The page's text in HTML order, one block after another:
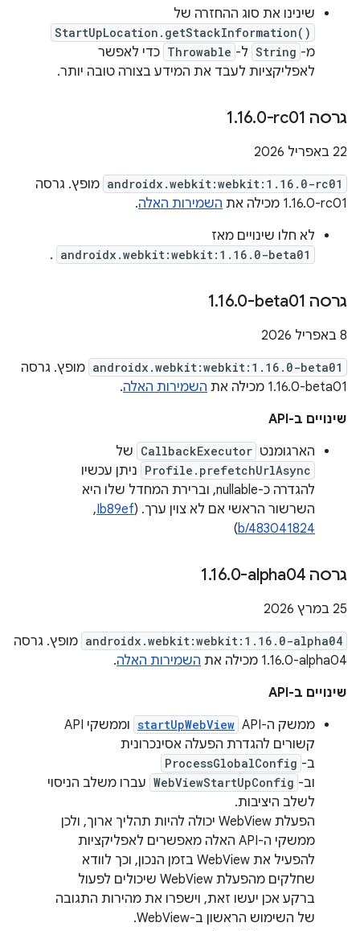
שינינו את סוג ההחזרה של
StartUpLocation.getStackInformation()
מ- String ל- Throwable כדי לאפשר
לאפליקציות לעבד את המידע בצורה טובה יותר.
גרסה ‎1 .16.0-rc01
‫22 באפריל 2026
androidx.webkit:webkit:1.16.0-rc01 מופץ. גרסה
‎1.16.0-rc01 מכילה את
השמירות האלה.
לא חלו שינויים מאז
androidx.webkit:webkit:1.16.0-beta01
.
גרסה ‎1 .16.0-beta01
‫8 באפריל 2026
androidx.webkit:webkit:1.16.0-beta01 מופץ. גרסה
‎1.16.0-beta01 מכילה את
השמירות האלה.
שינויים ב-API
הארגומנט CallbackExecutor של
Profile.prefetchUrlAsync ניתן עכשיו
להגדרה כ-nullable, וברירת המחדל שלו היא
השרשור הראשי אם לא צוין ערך. (Ib89ef
, ‏
b/483041824
)
גרסה ‎1 .16.0-alpha04
‫25 במרץ 2026
androidx.webkit:webkit:1.16.0-alpha04 מופץ. גרסה
‎1.16.0-alpha04 מכילה את
השמירות האלה.
שינויים ב-API
ממשק ה-API‏
startUpWebView
וממשקי API
קשורים להגדרת הפעלה אסינכרונית
ב- ProcessGlobalConfig
וב- WebViewStartUpConfig עברו משלב הניסוי
לשלב היציבות.
הפעלת WebView יכולה להיות תהליך ארוך, ולכן
ממשקי ה-API האלה מאפשרים לאפליקציות
להפעיל את WebView בזמן הנכון, וכך לוודא
שחלקים מהפעלת WebView שיכולים לפעול
ברקע אכן יעשו זאת, וישפרו את מהירות התגובה
של השימוש הראשון ב-WebView.